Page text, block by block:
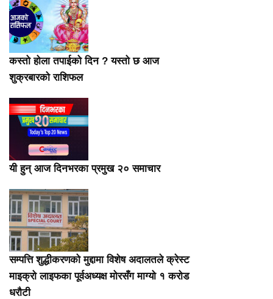
कस्तो होला तपाईको दिन ? यस्तो छ आज
शुक्रबारको राशिफल
यी हुन् आज दिनभरका प्रमुख २० समाचार
सम्पत्ति शुद्धीकरणको मुद्दामा विशेष अदालतले क्रेस्ट
माइक्रो लाइफका पूर्वअध्यक्ष मोरसँग माग्यो १ करोड
धरौटी